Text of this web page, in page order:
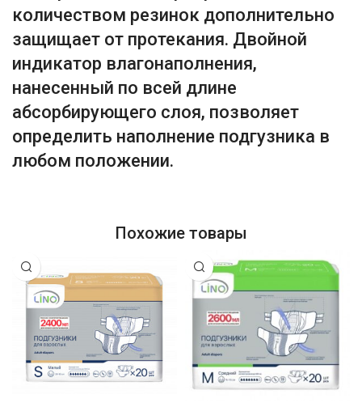
количеством резинок дополнительно
защищает от протекания. Двойной
индикатор влагонаполнения,
нанесенный по всей длине
абсорбирующего слоя, позволяет
определить наполнение подгузника в
любом положении.
Похожие товары